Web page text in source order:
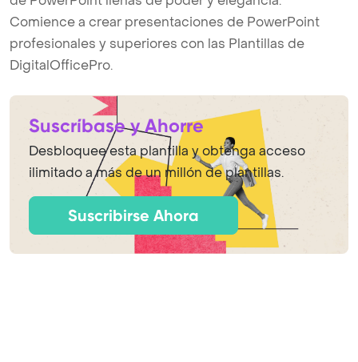
Comience a crear presentaciones de PowerPoint
profesionales y superiores con las Plantillas de
DigitalOfficePro.
Suscríbase y Ahorre
Desbloquee esta plantilla y obtenga acceso
ilimitado a más de un millón de plantillas.
Suscribirse Ahora